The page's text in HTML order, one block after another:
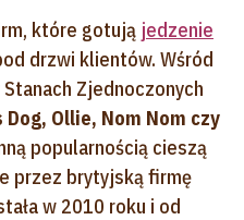
które gotują jedzenie
drzwi klientów. Wśród
Zjednoczonych
Ollie, Nom Nom czy
popularnością cieszą
przez brytyjską firmę
w 2010 roku i od